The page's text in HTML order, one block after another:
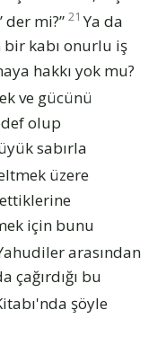
der mi?” 21 Ya da
bir kabı onurlu iş
hakkı yok mu?
ve gücünü
olup
sabırla
üzere
için bunu
arasından
çağırdığı bu
şöyle